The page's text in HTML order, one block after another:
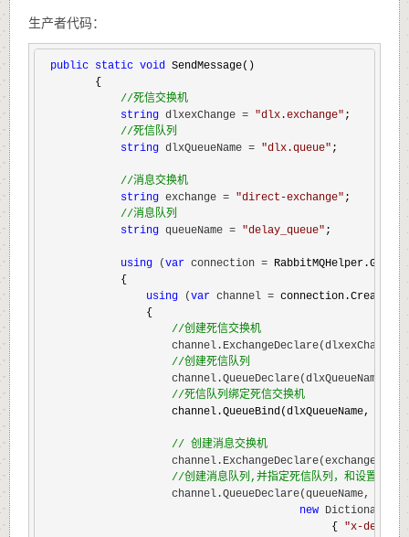
生产者代码：
public static void SendMessage()
        {
//死信交换机
string dlxexChange = "dlx.exchange" ;
//死信队列
string dlxQueueName = "dlx.queue" ;
//消息交换机
string exchange = "direct-exchange" ;
//消息队列
string queueName = "delay_queue" ;
using (var connection =
            {
using (var channel =
                {
//创建死信交换机
//创建死信队列
channel.QueueDeclare(dlxQueueName,
//死信队列绑定死信交换机
channel.QueueBind(dlxQueueName,
// 创建消息交换机
channel.ExchangeDeclare(exchange,
//创建消息队列,并指定死信队列，和设置这个
channel.QueueDeclare(queueName,
new Dictionary<
                                             {
"x-dead-